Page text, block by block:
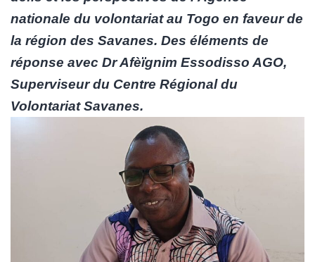
nationale du volontariat au Togo en faveur de
la région des Savanes. Des éléments de
réponse avec Dr Afèïgnim Essodisso AGO,
Superviseur du Centre Régional du
Volontariat Savanes.